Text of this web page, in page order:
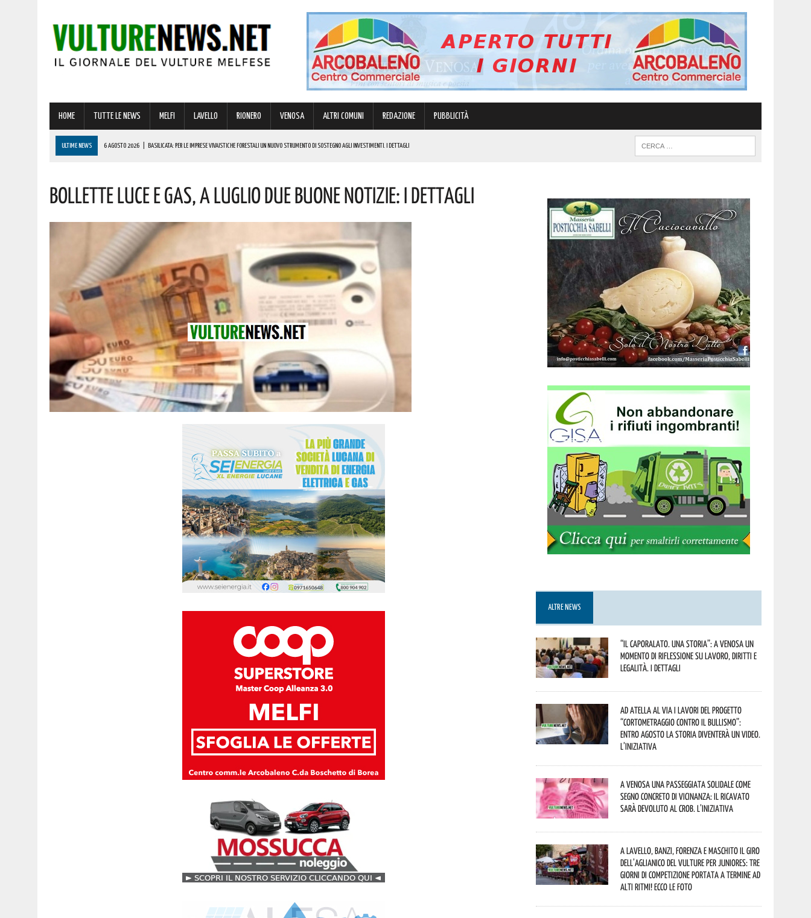
HOME TUTTE LE NEWS MELFI LAVELLO RIONERO VENOSA ALTRI COMUNI REDAZIONE PUBBLICITÀ
ULTIME NEWS 6 AGOSTO 2026 BASILICATA: PER LE IMPRESE VIVAISTICHE FORESTALI UN NUOVO STRUMENTO DI SOSTEGNO AGLI INVESTIMENTI. I DETTAGLI
6 AGOSTO 2026 | LUCE E GAS, PREZZI IN AUMENTO A LUGLIO: ECCO L’IMPATTO SULLE BOLLETTE E I COSTI ATTESI
BARILE ENTRA NEL VIVO DELL’ESTATE: ECCO IL RICCO PROGRAMMA DI EVENTI PER GRANDI E PICCINI
Bollette Luce E Gas, A Luglio Due Buone Notizie: I Dettagli
ALTRE NEWS
“Il caporalato. Una storia”: a Venosa un
momento di riflessione su lavoro, diritti e
legalità. I dettagli
Ad Atella al via i lavori del progetto
“Cortometraggio contro il bullismo”:
entro agosto la storia diventerà un video.
L’iniziativa
A Venosa una passeggiata solidale come
segno concreto di vicinanza: il ricavato
sarà devoluto al CROB. L’iniziativa
A Lavello, Banzi, Forenza e Maschito il Giro
dell’Aglianico del Vulture per juniores: tre
giorni di competizione portata a termine ad
alti ritmi! Ecco le foto